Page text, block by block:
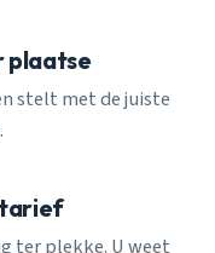
plaatse
stelt met de juiste
tarief